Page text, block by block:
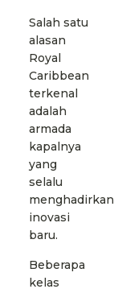
Salah satu
alasan
Royal
Caribbean
terkenal
adalah
armada
kapalnya
yang
selalu
menghadirkan
inovasi
baru.
Beberapa
kelas